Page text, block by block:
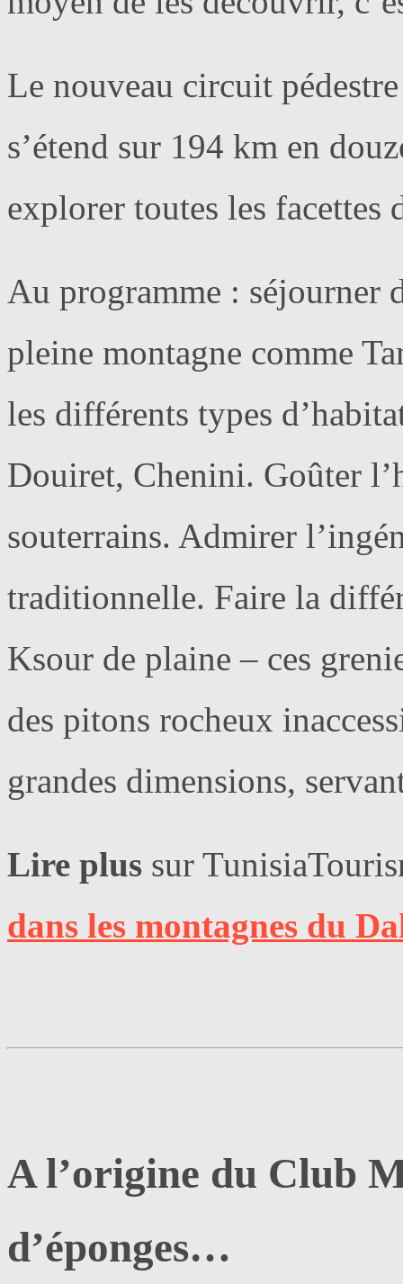
Le nouveau circuit
s’étend sur 194 km en
explorer toutes les facettes
Au programme : séjourner
pleine montagne comme
les différents types
Douiret, Chenini. Goûter
souterrains. Admirer
traditionnelle. Faire la
Ksour de plaine – ces
des pitons rocheux
grandes dimensions,
Lire plus sur
dans les montagnes du
A l’origine du Club
d’éponges…